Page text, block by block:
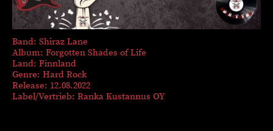
Band: Shiraz Lane
Album: Forgotten Shades of Life
Land: Finnland
Genre: Hard Rock
Release: 12.08.2022
Label/Vertrieb: Ranka Kustannus OY